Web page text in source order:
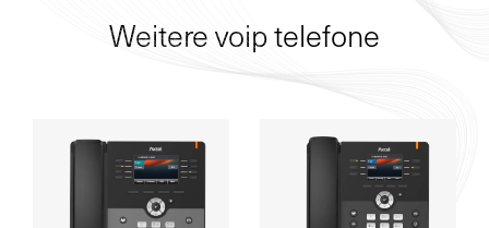
Weitere voip telefone